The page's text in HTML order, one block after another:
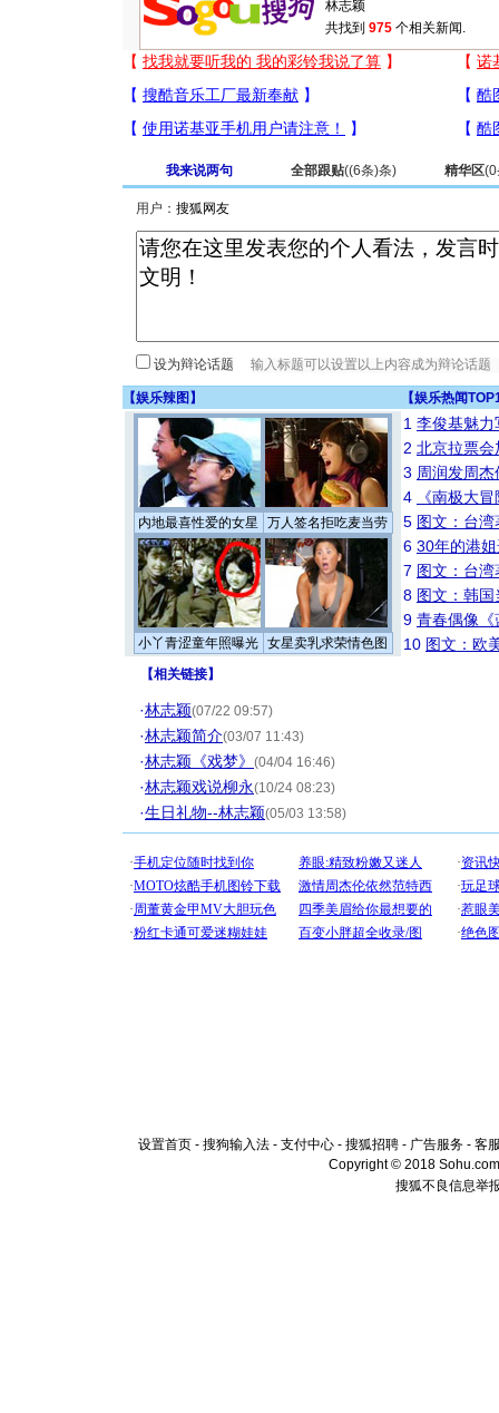
共找到 975 个相关新闻.
我来说两句 全部跟贴((6条)条) 精华区(0
用户：
设为辩论话题
【娱乐辣图 】 【娱乐热闻
内地最喜性爱的女星 万人签名拒吃麦当劳
小丫青涩童年照曝光 女星卖乳求荣情色图
1 李俊基魅力
2 北京拉票
3 周润发周
4
《南极大
5 图文：台
6 30年的港
7 图文：台
8 图文：韩
9 青春偶像《
10 图文：欧
【相关链接】
·林志颖(07/22 09:57)
·林志颖简介(03/07 11:43)
·林志颖《戏梦》 (04/04 16:46)
·林志颖戏说柳永(10/24 08:23)
·生日礼物--林志颖(05/03 13:58)
设置首页 - 搜狗输入法 - 支付中心 - 搜狐招聘 - 广告服务 - 客
Copyright © 2018
搜狐不良信息举